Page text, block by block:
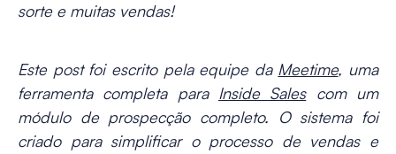
sorte e muitas vendas!
Este post foi escrito pela equipe da Meetime, uma
ferramenta completa para Inside Salescom um
módulo de prospecção completo. O sistema foi
criado para simplificar o processo de vendas e